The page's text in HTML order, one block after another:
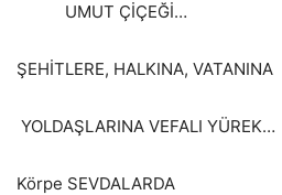
UMUT ÇİÇEĞİ…
ŞEHİTLERE, HALKINA, VATANINA
YOLDAŞLARINA VEFALI YÜREK…
Körpe SEVDALARDA